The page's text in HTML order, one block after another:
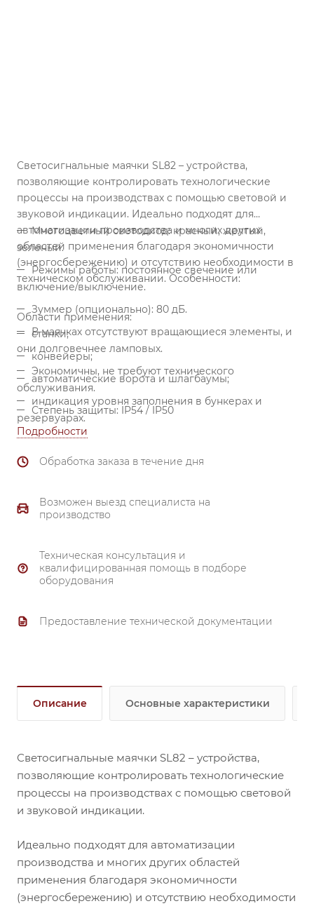
Светосигнальные маячки SL82 – устройства,
позволяющие контролировать технологические
процессы на производствах с помощью световой и
звуковой индикации. Идеально подходят для
автоматизации производства и многих других
областей применения благодаря экономичности
(энергосбережению) и отсутствию необходимости в
техническом обслуживании. Особенности:
Многоцветный светодиод: красный, желтый,
зеленый.
Режимы работы: постоянное свечение или
включение/выключение.
Зуммер (опционально): 80 дБ.
В маячках отсутствуют вращающиеся элементы, и
они долговечнее ламповых.
Экономичны, не требуют технического
обслуживания.
Степень защиты: IP54 / IP50
Области применения:
станки;
конвейеры;
автоматические ворота и шлагбаумы;
индикация уровня заполнения в бункерах и
резервуарах.
Подробности
Обработка заказа в течение дня
Возможен выезд специалиста на
производство
Техническая консультация и
квалифицированная помощь в подборе
оборудования
Предоставление технической документации
Описание Основные характеристики
Светосигнальные маячки SL82 – устройства,
позволяющие контролировать технологические
процессы на производствах с помощью световой
и звуковой индикации.
Идеально подходят для автоматизации
производства и многих других областей
применения благодаря экономичности
(энергосбережению) и отсутствию необходимости